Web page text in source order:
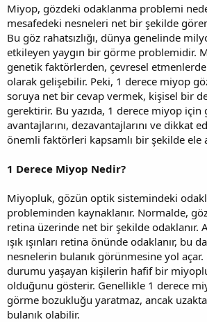
t
a
n
r
i
h
i
Miyop, gözdeki odaklanma problemi
mesafedeki nesneleri net bir şekilde
Bu göz rahatsızlığı, dünya genelinde
etkileyen yaygın bir görme problemidir.
genetik faktörlerden, çevresel
olarak gelişebilir. Peki, 1 derece miyop
soruya net bir cevap vermek, kişisel bir
gerektirir. Bu yazıda, 1 derece miyop için
avantajlarını, dezavantajlarını ve dikkat
önemli faktörleri kapsamlı bir şekilde ele
1 Derece Miyop Nedir?
Miyopluk, gözün optik sistemindeki
probleminden kaynaklanır. Normalde,
retina üzerinde net bir şekilde odaklanır.
ışık ışınları retina önünde odaklanır, bu
nesnelerin bulanık görünmesine yol
durumu yaşayan kişilerin hafif bir
olduğunu gösterir. Genellikle 1 derece
görme bozukluğu yaratmaz, ancak
bulanık olabilir.